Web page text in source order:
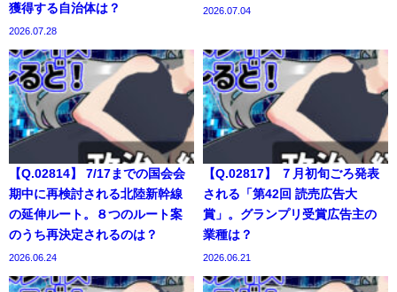
獲得する自治体は？
2026.07.28
2026.07.04
【Q.02814】 7/17までの国会会
期中に再検討される北陸新幹線
の延伸ルート。８つのルート案
のうち再決定されるのは？
2026.06.24
【Q.02817】 ７月初旬ごろ発表
される「第42回 読売広告大
賞」。グランプリ受賞広告主の
業種は？
2026.06.21